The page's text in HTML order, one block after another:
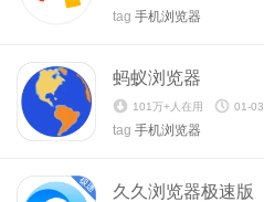
tag 手机浏览器
蚂蚁浏览器
101万+人在用 01-03
tag 手机浏览器
久久浏览器极速版